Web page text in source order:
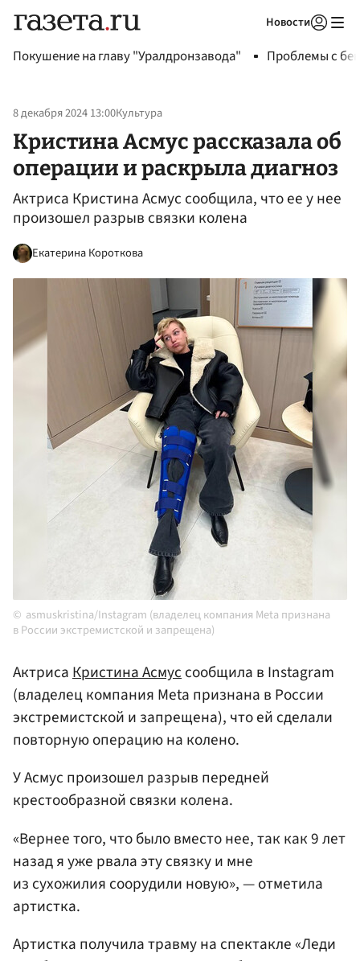
Новости
Покушение на главу "Уралдронзавода" Проблемы с
8 декабря 2024 13:00Культура
Кристина Асмус рассказала об
операции и раскрыла диагноз
Актриса Кристина Асмус сообщила, что ее у нее
произошел разрыв связки колена
Екатерина Короткова
asmuskristina/Instagram (владелец компания Meta признана
в России экстремистской и запрещена)
АктрисаКристина Асмуссообщила в Instagram
(владелец компания Meta признана в России
экстремистской и запрещена), что ей сделали
повторную операцию на колено.
У Асмус произошел разрыв передней
крестообразной связки колена.
«Вернее того, что было вместо нее, так как 9 лет
назад я уже рвала эту связку и мне
из сухожилия соорудили новую», — отметила
артистка.
Артистка получила травму на спектакле «Леди